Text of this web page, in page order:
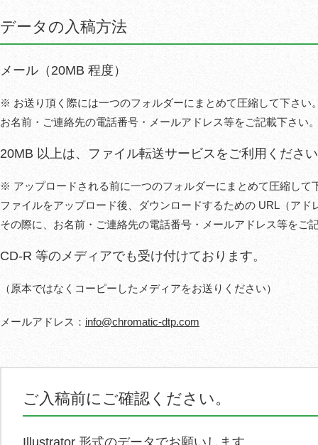
データの入稿方法
メール（20MB 程度）
※ お送り頂く際には一つのフォルダーにまとめて圧縮して下さい
お名前・ご連絡先の電話番号・メールアドレス等をご記載下さい
20MB 以上は、ファイル転送サービスをご利用くださ
※ アップロードされる前に一つのフォルダーにまとめて圧縮して
ファイルをアップロード後、ダウンロードするための URL（アド
その際に、お名前・ご連絡先の電話番号・メールアドレス等をご
CD-R 等のメディアでも受け付けております。
（原本ではなくコーピーしたメディアをお送りください）
メールアドレス： info@chromatic-dtp.com
ご入稿前にご確認ください。
Illustrator 形式のデータでお願いします